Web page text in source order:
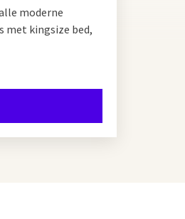
moderne
met kingsize bed,